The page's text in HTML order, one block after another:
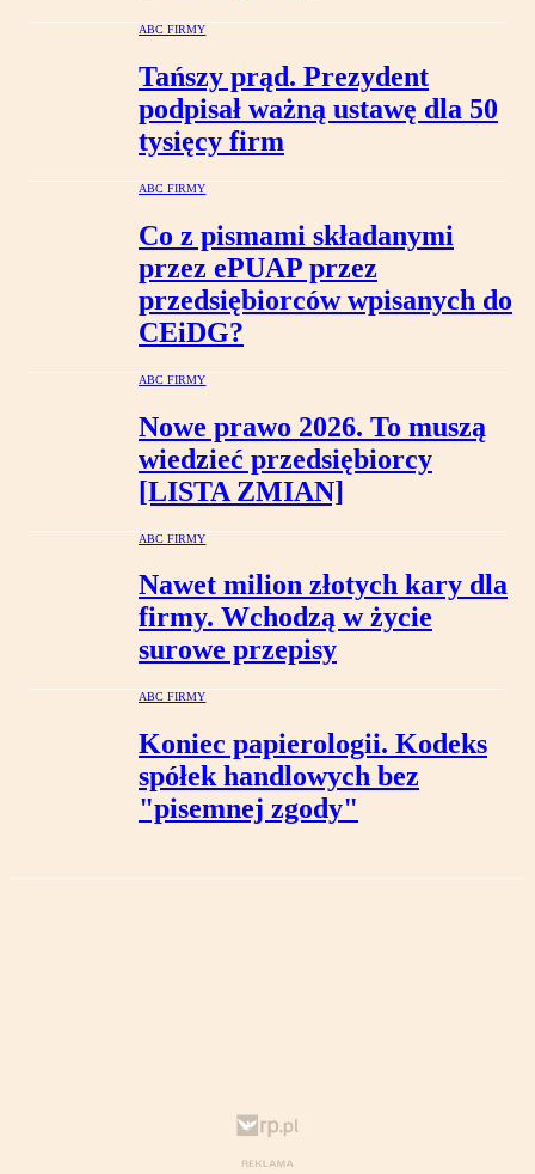
ABC FIRMY
Tańszy prąd. Prezydent
podpisał ważną ustawę dla 50
tysięcy firm
ABC FIRMY
Co z pismami składanymi
przez ePUAP przez
przedsiębiorców wpisanych do
CEiDG?
ABC FIRMY
Nowe prawo 2026. To muszą
wiedzieć przedsiębiorcy
[LISTA ZMIAN]
ABC FIRMY
Nawet milion złotych kary dla
firmy. Wchodzą w życie
surowe przepisy
ABC FIRMY
Koniec papierologii. Kodeks
spółek handlowych bez
"pisemnej zgody"